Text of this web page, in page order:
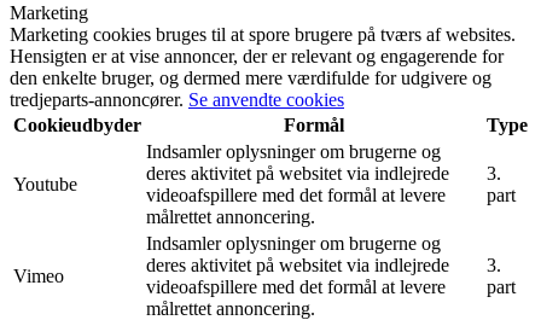
Marketing
Marketing cookies bruges til at spore brugere på tværs af websites.
Hensigten er at vise annoncer, der er relevant og engagerende for
den enkelte bruger, og dermed mere værdifulde for udgivere og
tredjeparts-annoncører. Se anvendte cookies
Cookieudbyder
Formål Type
Youtube
Indsamler oplysninger om brugerne og
deres aktivitet på websitet via indlejrede
videoafspillere med det formål at levere
målrettet annoncering.
3.
part
Vimeo
Indsamler oplysninger om brugerne og
deres aktivitet på websitet via indlejrede
videoafspillere med det formål at levere
målrettet annoncering.
3.
part